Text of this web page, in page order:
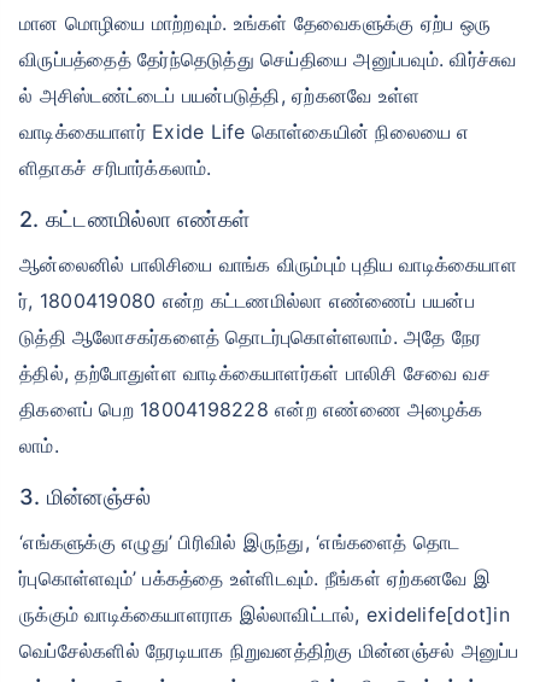
மான மொழியை மாற்றவும். உங்கள் தேவைகளுக்கு ஏற்ப ஒரு
விருப்பத்தைத் தேர்ந்தெடுத்து செய்தியை அனுப்பவும். விர்ச்சுவ
ல் அசிஸ்டண்ட்டைப் பயன்படுத்தி, ஏற்கனவே உள்ள
வாடிக்கையாளர் Exide Life கொள்கையின் நிலையை எ
ளிதாகச் சரிபார்க்கலாம்.
2. கட்டணமில்லா எண்கள்
ஆன்லைனில் பாலிசியை வாங்க விரும்பும் புதிய வாடிக்கையாள
ர், 1800419080 என்ற கட்டணமில்லா எண்ணைப் பயன்ப
டுத்தி ஆலோசகர்களைத் தொடர்புகொள்ளலாம். அதே நேர
த்தில், தற்போதுள்ள வாடிக்கையாளர்கள் பாலிசி சேவை வச
திகளைப் பெற 18004198228 என்ற எண்ணை அழைக்க
லாம்.
3. மின்னஞ்சல்
‘எங்களுக்கு எழுது’ பிரிவில் இருந்து, ‘எங்களைத் தொட
ர்புகொள்ளவும்’ பக்கத்தை உள்ளிடவும். நீங்கள் ஏற்கனவே இ
ருக்கும் வாடிக்கையாளராக இல்லாவிட்டால், exidelife[dot]in
வெப்சேல்களில் நேரடியாக நிறுவனத்திற்கு மின்னஞ்சல் அனுப்ப